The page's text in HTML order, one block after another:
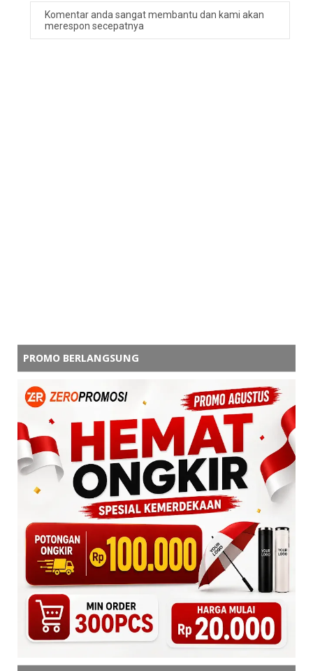
Komentar anda sangat membantu dan kami akan
merespon secepatnya
PROMO BERLANGSUNG